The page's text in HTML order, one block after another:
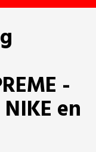
-
en